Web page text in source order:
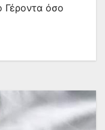
Γέροντα όσο